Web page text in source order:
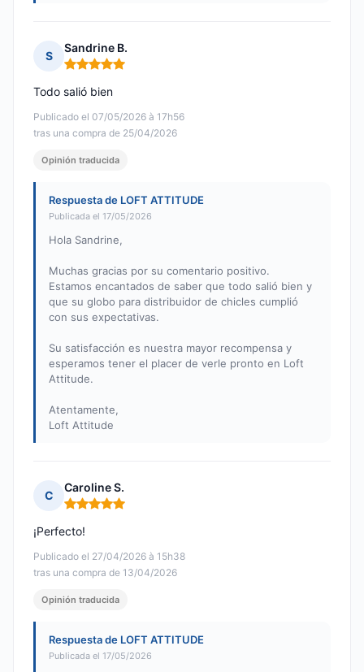
S
Sandrine B.
Nota: 5 de 5
Publicado el 07/05/2026 à 17h56
tras una compra de 25/04/2026
Todo salió bien
Opinión traducida
Respuesta de LOFT ATTITUDE
Publicada el 17/05/2026
Hola Sandrine,
Muchas gracias por su comentario positivo.
Estamos encantados de saber que todo salió bien y
que su globo para distribuidor de chicles cumplió
con sus expectativas.
Su satisfacción es nuestra mayor recompensa y
esperamos tener el placer de verle pronto en Loft
Attitude.
Atentamente,
Loft Attitude
C
Caroline S.
Nota: 5 de 5
Publicado el 27/04/2026 à 15h38
tras una compra de 13/04/2026
¡Perfecto!
Opinión traducida
Respuesta de LOFT ATTITUDE
Publicada el 17/05/2026